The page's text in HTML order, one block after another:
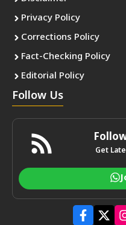
Privacy Policy
Corrections Policy
Fact-Checking Policy
Editorial Policy
Follow Us
Get